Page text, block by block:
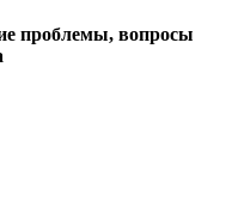
проблемы, вопросы